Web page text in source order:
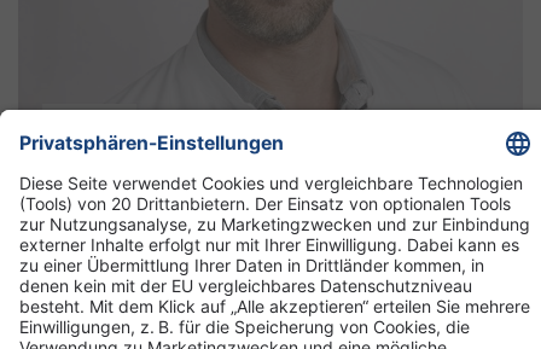
Priv.-Doz. Dr. med. Sascha Rolf